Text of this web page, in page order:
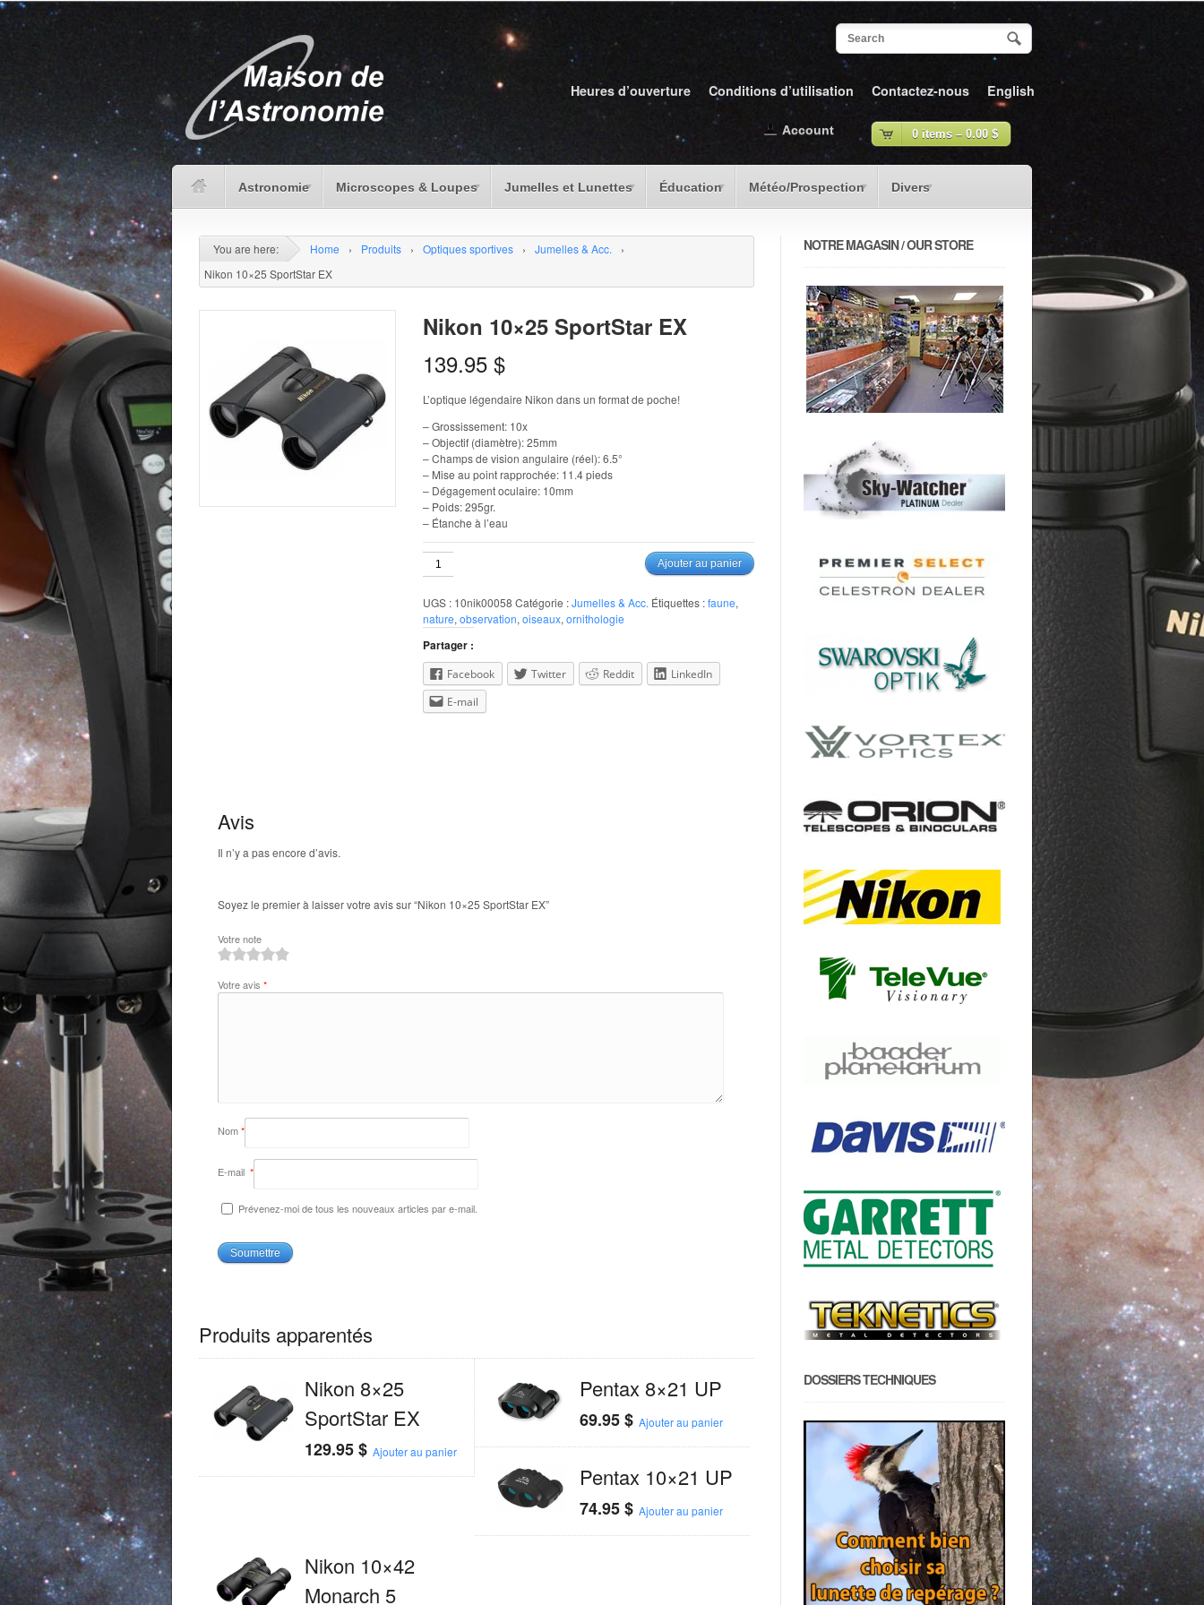
Heures d’ouverture Conditions d’utilisation Contactez-nous English
Astronomie Microscopes & Loupes Jumelles et Lunettes Éducation Météo/Prospection Divers
0 items – 0.00 $
Account
You are here: Home › Produits › Optiques sportives › Jumelles & Acc.
›
Nikon 10×25 SportStar EX
Nikon 10×25 SportStar EX
139.95 $
L’optique légendaire Nikon dans un format de poche!
– Grossissement: 10x
– Objectif (diamètre): 25mm
– Champs de vision angulaire (réel): 6.5°
– Mise au point rapprochée: 11.4 pieds
– Dégagement oculaire: 10mm
– Poids: 295gr.
– Étanche à l’eau
quantité
de
10x25
SportStar
EX
Ajouter au panier
UGS : 10nik00058 Catégorie :Jumelles & Acc. Étiquettes :faune,
nature, observation, oiseaux, ornithologie
Partager :
Facebook Twitter Reddit
LinkedIn
E-mail
Avis
Il n’y a pas encore d’avis.
Soyez le premier à laisser votre avis sur “Nikon 10×25 SportStar EX”
Votre note
Votre avis *
Nom*
E-mail *
Prévenez-moi de tous les nouveaux articles par e-mail.
Produits apparentés
Nikon 8×25
SportStar EX
129.95$ Ajouter au panier
Pentax 8×21 UP
69.95$ Ajouter au panier
Pentax 10×21 UP
74.95$ Ajouter au panier
Nikon 10×42
Monarch 5
NOTRE MAGASIN / OUR STORE
DOSSIERS TECHNIQUES